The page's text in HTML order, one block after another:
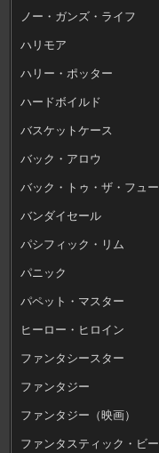
ノー・ガンズ・ライフ
ハリモア
ハリー・ポッター
ハードボイルド
バスケットケース
バック・アロウ
バック・トゥ・ザ・フュ
バンダイセール
パシフィック・リム
パニック
パペット・マスター
ヒーロー・ヒロイン
ファンタシースター
ファンタジー
ファンタジー（映画）
ファンタスティック・ビ